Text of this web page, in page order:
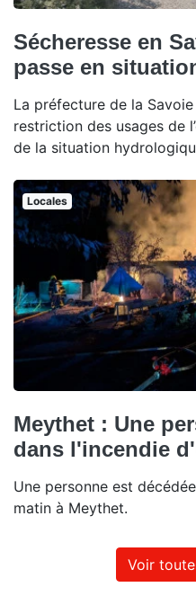
Sécheresse en
passe en
La préfecture de la
restriction des usages de
de la situation
Locales
Meythet : Une
dans l'incendie
Une personne est
matin à Meythet.
Voir